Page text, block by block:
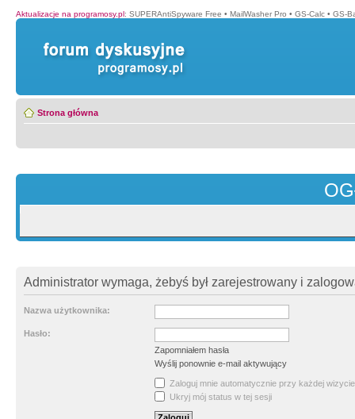
Aktualizacje na programosy.pl: SUPERAntiSpyware Free • MailWasher Pro • GS-Calc • GS-
Strona główna
Administrator wymaga, żebyś był zarejestrowany i
Nazwa użytkownika:
Hasło:
Zapomniałem hasła
Wyślij ponownie e-mail aktywujący
Zaloguj mnie automatycznie przy każdej wizycie
Ukryj mój status w tej sesji